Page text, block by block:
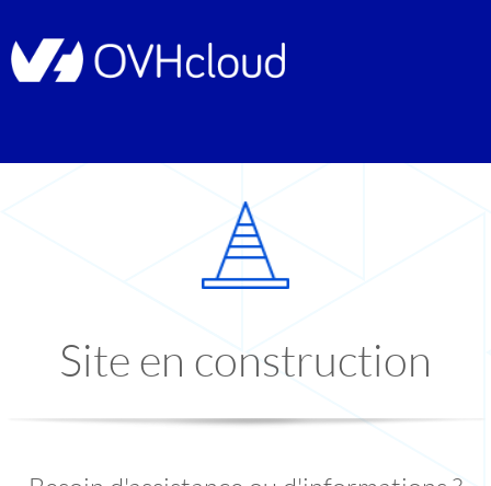
Site en construction